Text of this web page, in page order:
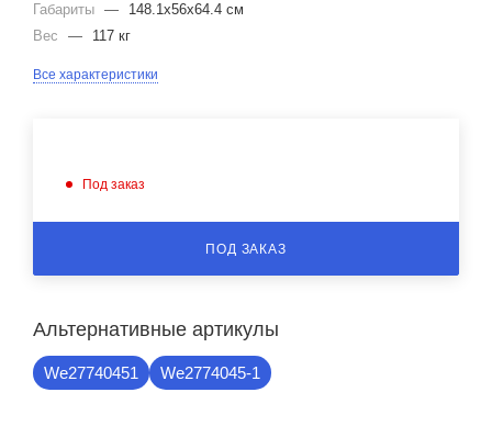
Габариты —
148.1x56x64.4 см
Вес
— 117 кг
Все характеристики
Под заказ
ПОД ЗАКАЗ
Альтернативные артикулы
We27740451 We2774045-1